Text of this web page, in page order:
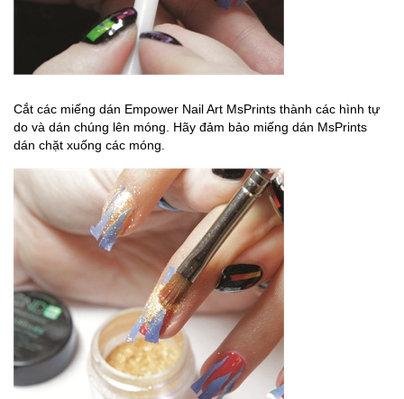
Cắt các miếng dán Empower Nail Art MsPrints thành các hình tự
do và dán chúng lên móng. Hãy đảm bảo miếng dán MsPrints
dán chặt xuống các móng.